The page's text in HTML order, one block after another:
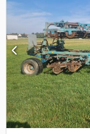
Unul dintre role lipsește,
disponibilă imediat.
aproximativ. = Informații
suplimentare, vă rugăm